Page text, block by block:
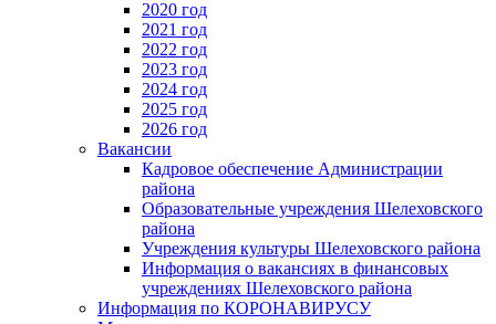
2020 год
2021 год
2022 год
2023 год
2024 год
2025 год
2026 год
Вакансии
Кадровое обеспечение Администрации
района
Образовательные учреждения Шелеховского
района
Учреждения культуры Шелеховского района
Информация о вакансиях в финансовых
учреждениях Шелеховского района
Информация по КОРОНАВИРУСУ